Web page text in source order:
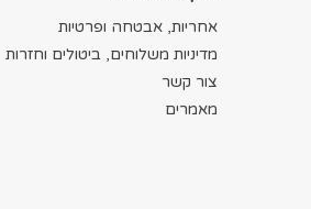
אחריות, אבטחה ופרטיות
מדיניות משלוחים, ביטולים וחזרות
צור קשר
מאמרים